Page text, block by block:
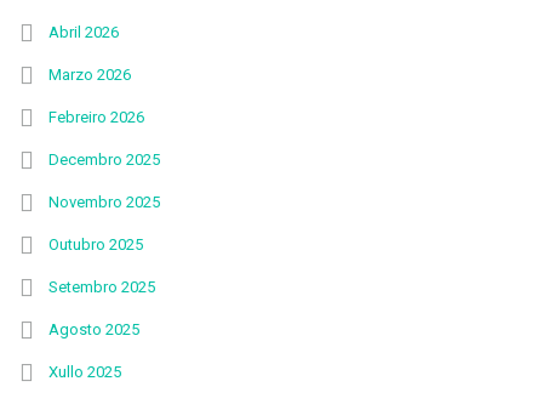
Abril 2026
Marzo 2026
Febreiro 2026
Decembro 2025
Novembro 2025
Outubro 2025
Setembro 2025
Agosto 2025
Xullo 2025